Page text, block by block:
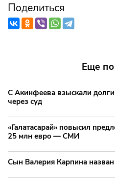
Поделиться
Еще
С Акинфеева взыскали
через суд
«Галатасарай» повысил
25 млн евро — СМИ
Сын Валерия Карпина